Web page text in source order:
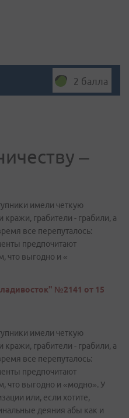
2 балла
–
имели четкую
грабители - грабили, а
все перепуталось:
предпочитают
что выгодно и «
№2141 от 15
имели четкую
грабители - грабили, а
все перепуталось:
предпочитают
что выгодно и «модно». У
или, если хотите,
деяния абы как и